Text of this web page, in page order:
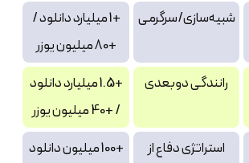
شبیه‌سازی/سرگرمی
+1 میلیارد دانلود /
+80 میلیون یوزر
رانندگی دوبعدی
+1.5 میلیارد دانلود
/ +40 میلیون یوزر
استراتژی دفاع از
+100 میلیون دانلود